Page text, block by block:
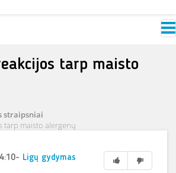
tarp maisto
straipsniai
tarp maisto alergenų
- Ligų gydymas